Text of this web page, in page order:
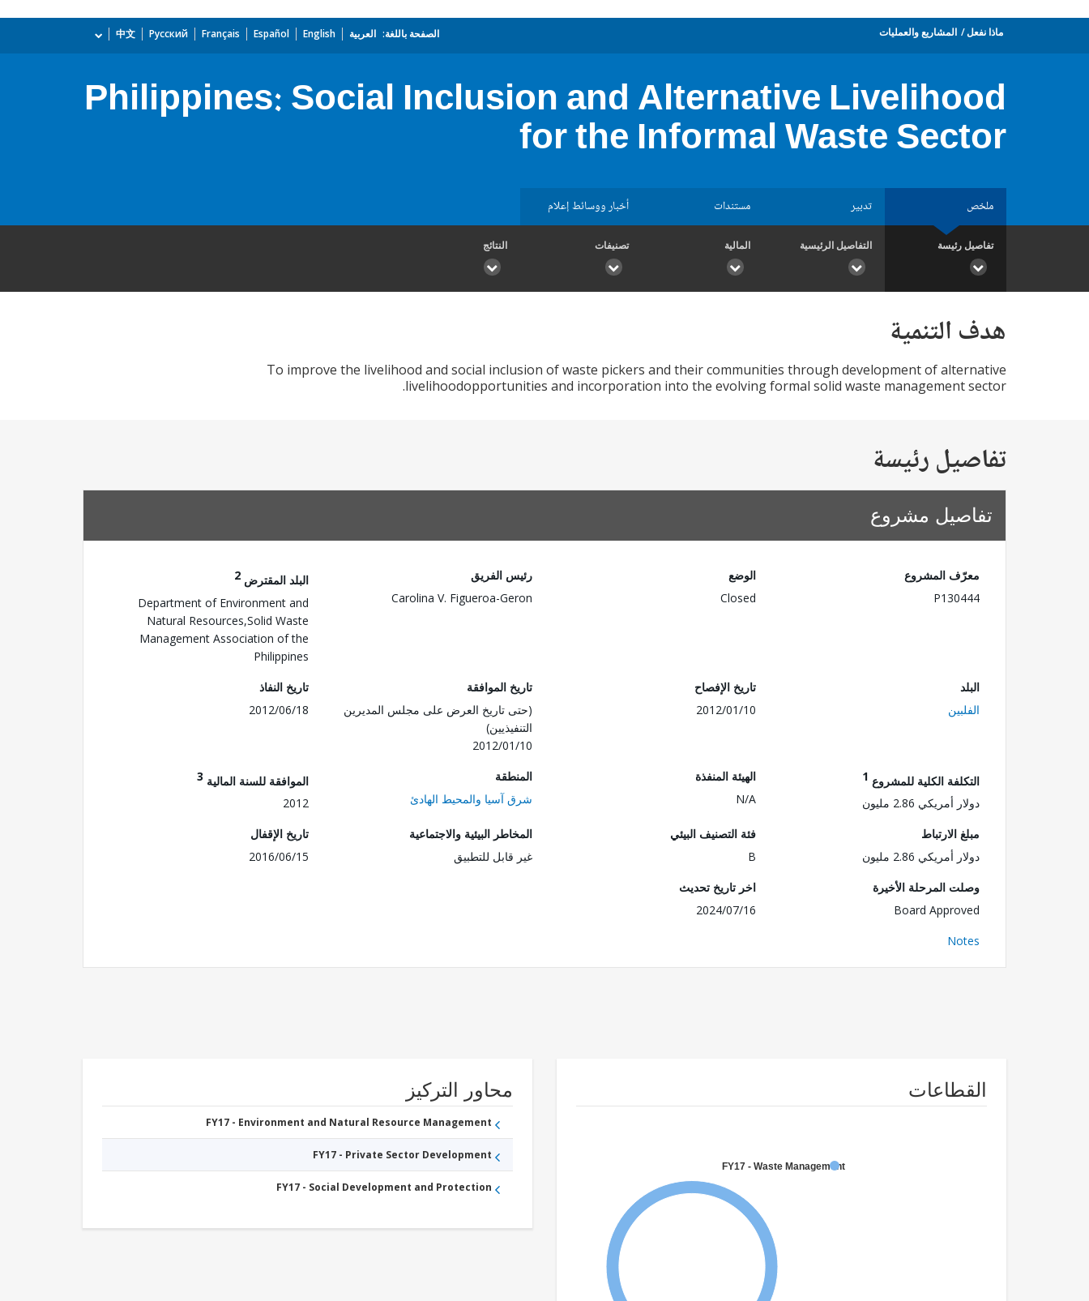
ماذا نفعل المشاريع والعمليات الصفحة باللغة: العربية English
Español
Français
Русский
中文
Philippines: Social Inclusion and Alternative Livelihood
for the Informal Waste Sector
ملخص تدبير مستندات أخبار ووسائط إعلام
تفاصيل رئيسة التفاصيل الرئيسية المالية تصنيفات النتائج
هدف التنمية
To improve the livelihood and social inclusion of waste pickers and their communities through development of alternative
livelihoodopportunities and incorporation into the evolving formal solid waste management sector.
تفاصيل رئيسة
تفاصيل مشروع
معرّف المشروع
P130444
الوضع
Closed
رئيس الفريق
Carolina V. Figueroa-Geron
البلد المقترض 2
Department of Environment and
Natural Resources,Solid Waste
Management Association of the
Philippines
البلد
الفلبين
تاريخ الإفصاح
2012/01/10
تاريخ الموافقة
(حتى تاريخ العرض على مجلس المديرين
التنفيذيين)
2012/01/10
تاريخ النفاذ
2012/06/18
التكلفة الكلية للمشروع 1
دولار أمريكي 2.86 مليون
الهيئة المنفذة
N/A
المنطقة
شرق آسيا والمحيط الهادئ
الموافقة للسنة المالية 3
2012
مبلغ الارتباط
دولار أمريكي 2.86 مليون
فئة التصنيف البيئي
B
المخاطر البيئية والاجتماعية
غير قابل للتطبيق
تاريخ الإقفال
2016/06/15
وصلت المرحلة الأخيرة
Board Approved
اخر تاريخ تحديث
2024/07/16
Notes
القطاعات
FY17 - Waste Management
محاور التركيز
FY17 - Environment and Natural Resource Management
FY17 - Private Sector Development
FY17 - Social Development and Protection